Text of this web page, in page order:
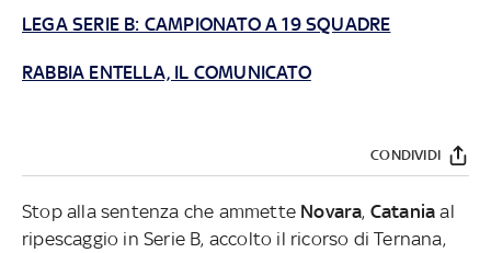
LEGA SERIE B: CAMPIONATO A 19 SQUADRE
RABBIA ENTELLA, IL COMUNICATO
CONDIVIDI
Stop alla sentenza che ammette Novara, Catania al
ripescaggio in Serie B, accolto il ricorso di Ternana,